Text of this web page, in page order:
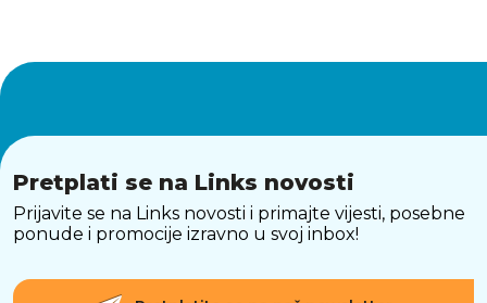
Pretplati se na Links novosti
Prijavite se na Links novosti i primajte vijesti, posebne
ponude i promocije izravno u svoj inbox!